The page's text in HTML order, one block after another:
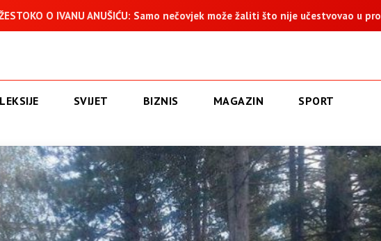
ANUŠIĆU: Samo nečovjek može žaliti što nije učestvovao u progonu 250.000 Srba
SVIJET BIZNIS MAGAZIN SPORT